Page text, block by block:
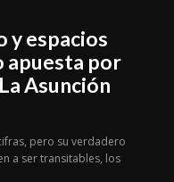
y espacios
apuesta por
Asunción
pero su verdadero
a ser transitables, los